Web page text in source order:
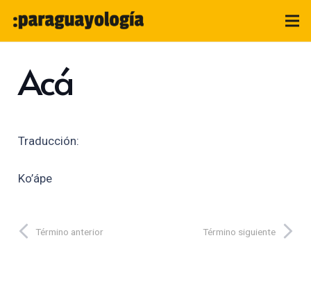
Acá
Traducción:
Ko’ápe
Término anterior Término siguiente